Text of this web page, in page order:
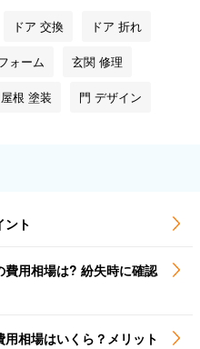
ドア 交換 ドア 折れ
ォーム 玄関 修理
屋根 塗装 門 デザイン
ント
用相場は? 紛失時に確認
相場はいくら？メリット